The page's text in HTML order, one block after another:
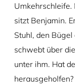
Umkehrschleife.
sitzt Benjamin.
Stuhl, den
schwebt über
unter ihm. Hat
herausgeholfen?